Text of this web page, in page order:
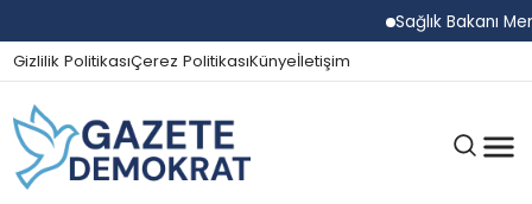
Sağlık Bakanı
Gizlilik PolitikasıÇerez PolitikasıKünyeİletişim